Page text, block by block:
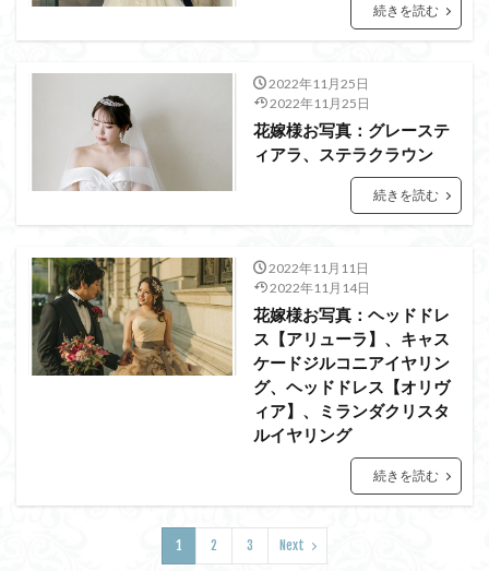
続きを読む
2022年11月25日
2022年11月25日
花嫁様お写真：グレーステ
ィアラ、ステラクラウン
続きを読む
2022年11月11日
2022年11月14日
花嫁様お写真：ヘッドドレ
ス【アリューラ】、キャス
ケードジルコニアイヤリン
グ、ヘッドドレス【オリヴ
ィア】、ミランダクリスタ
ルイヤリング
続きを読む
1 2 3 Next